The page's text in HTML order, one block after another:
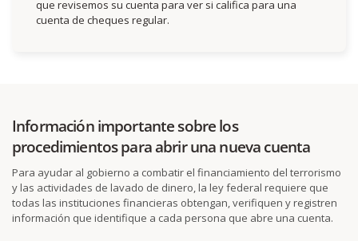
que revisemos su cuenta para ver si califica para una
cuenta de cheques regular.
Información importante sobre los
procedimientos para abrir una nueva cuenta
Para ayudar al gobierno a combatir el financiamiento del terrorismo
y las actividades de lavado de dinero, la ley federal requiere que
todas las instituciones financieras obtengan, verifiquen y registren
información que identifique a cada persona que abre una cuenta.